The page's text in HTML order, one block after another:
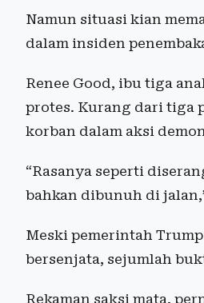
Namun situasi kian
dalam insiden
Renee Good, ibu tiga
protes. Kurang dari tiga
korban dalam aksi
“Rasanya seperti
bahkan dibunuh di
Meski pemerintah
bersenjata, sejumlah
Rekaman saksi mata,